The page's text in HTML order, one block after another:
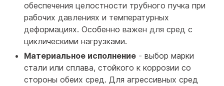
обеспечения целостности трубного пучка при
рабочих давлениях и температурных
деформациях. Особенно важен для сред с
циклическими нагрузками.
Материальное исполнение - выбор марки
стали или сплава, стойкого к коррозии со
стороны обеих сред. Для агрессивных сред